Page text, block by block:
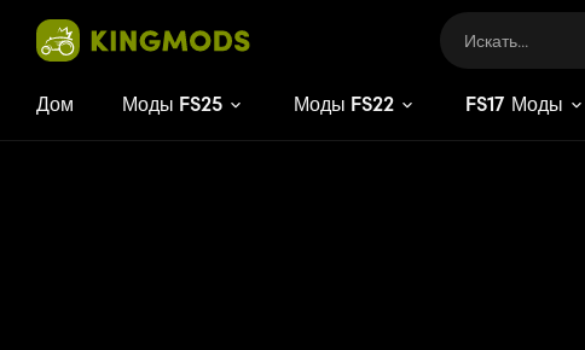
Дом Моды FS25 Моды FS22 FS17 Моды